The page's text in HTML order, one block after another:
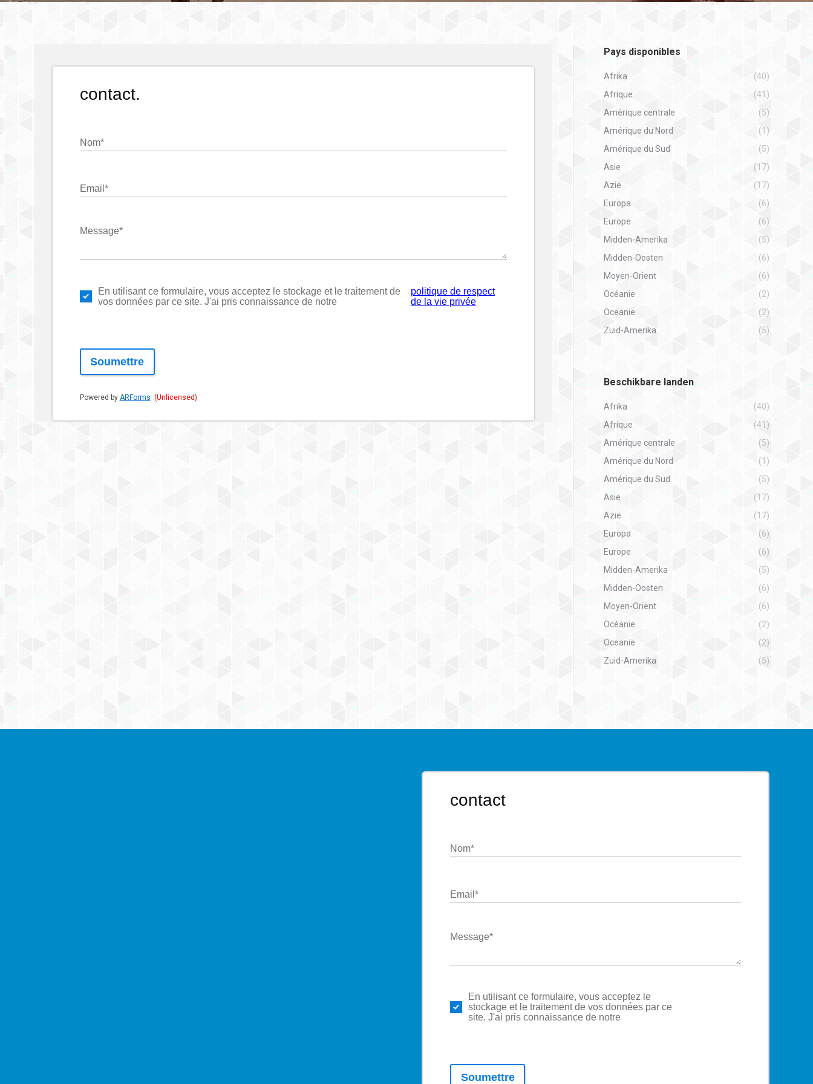
contact.
Nom*
Email *
Message*
En utilisant ce formulaire, vous acceptez le stockage et le traitement de
vos données par ce site. J'ai pris connaissance de notre
politique de respect
de la vie privée
Soumettre
Powered by ARForms (Unlicensed)
Pays disponibles
Afrika
(40)
Afrique
(41)
Amérique centrale
(5)
Amérique du Nord
(1)
Amérique du Sud
(5)
Asie
(17)
Azië
(17)
Europa
(6)
Europe
(6)
Midden-Amerika
(5)
Midden-Oosten
(6)
Moyen-Orient
(6)
Océanie
(2)
Oceanië
(2)
Zuid-Amerika
(5)
Beschikbare landen
Afrika
(40)
Afrique
(41)
Amérique centrale
(5)
Amérique du Nord
(1)
Amérique du Sud
(5)
Asie
(17)
Azië
(17)
Europa
(6)
Europe
(6)
Midden-Amerika
(5)
Midden-Oosten
(6)
Moyen-Orient
(6)
Océanie
(2)
Oceanië
(2)
Zuid-Amerika
(5)
contact
Nom*
Email *
Message*
En utilisant ce formulaire, vous acceptez le
stockage et le traitement de vos données par ce
site. J'ai pris connaissance de notre
Soumettre